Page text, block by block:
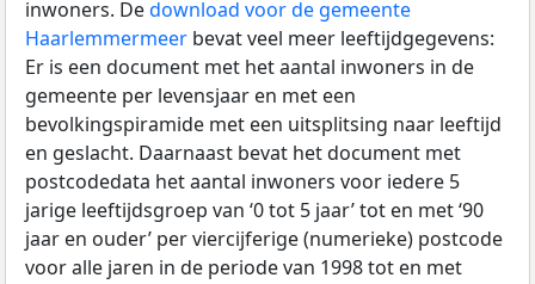
inwoners. Dedownload voor de gemeente
Haarlemmermeer bevat veel meer leeftijdgegevens:
Er is een document met het aantal inwoners in de
gemeente per levensjaar en met een
bevolkingspiramide met een uitsplitsing naar leeftijd
en geslacht. Daarnaast bevat het document met
postcodedata het aantal inwoners voor iedere 5
jarige leeftijdsgroep van ‘0 tot 5 jaar’ tot en met ‘90
jaar en ouder’ per viercijferige (numerieke) postcode
voor alle jaren in de periode van 1998 tot en met